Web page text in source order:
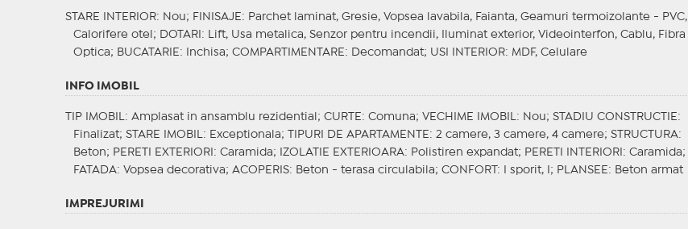
STARE INTERIOR: Nou; FINISAJE : Parchet laminat, Gresie, Vopsea lavabila, Faianta, Geamuri termoizolante - PVC,
Calorifere otel;
DOTARI : Lift, Usa metalica, Senzor pentru incendii, Iluminat exterior, Videointerfon, Cablu, Fibra
Optica; BUCATARIE : Inchisa; COMPARTIMENTARE : Decomandat; USI INTERIOR: MDF, Celulare
INFO IMOBIL
TIP IMOBIL : Amplasat in ansamblu rezidential; CURTE : Comuna; VECHIME IMOBIL : Nou; STADIU CONSTRUCTIE :
Finalizat; STARE IMOBIL : Exceptionala; TIPURI DE APARTAMENTE : 2 camere, 3 camere, 4 camere; STRUCTURA:
Beton; PERETI EXTERIORI : Caramida; IZOLATIE EXTERIOARA: Polistiren expandat; PERETI INTERIORI : Caramida;
FATADA: Vopsea decorativa; ACOPERIS: Beton - terasa circulabila; CONFORT : I sporit, I; PLANSEE : Beton armat
IMPREJURIMI